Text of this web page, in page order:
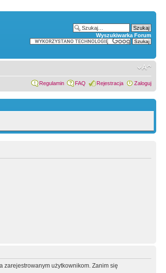
Wyszukiwarka Forum
Regulamin FAQ Rejestracja Zaloguj
zarejestrowanym użytkownikom. Zanim się